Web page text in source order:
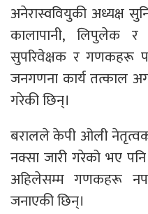
अनेरास्ववियुकी अध्यक्ष
कालापानी, लिपुलेक र
सुपरिवेक्षक र गणकहरू
जनगणना कार्य तत्काल
गरेकी छिन्।
बरालले केपी ओली
नक्सा जारी गरेको भए
अहिलेसम्म गणकहरू
जनाएकी छिन्।